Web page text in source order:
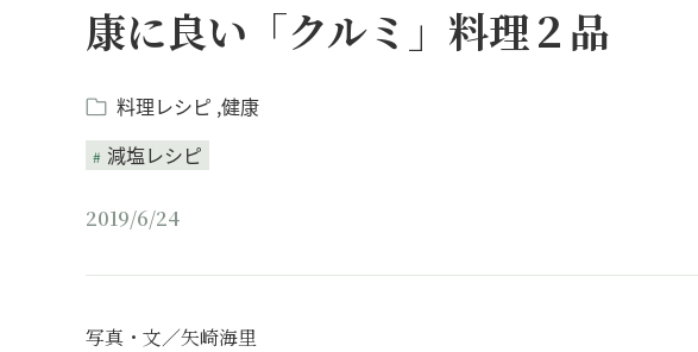
康に良い「クルミ」料理２品
料理レシピ 健康
減塩レシピ
2019/6/24
写真・文／矢崎海里